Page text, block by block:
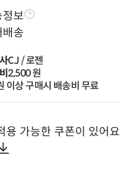
보
송
CJ / 로젠
2,500 원
이상 구매시 배송비 무료
용 가능한 쿠폰이 있어요